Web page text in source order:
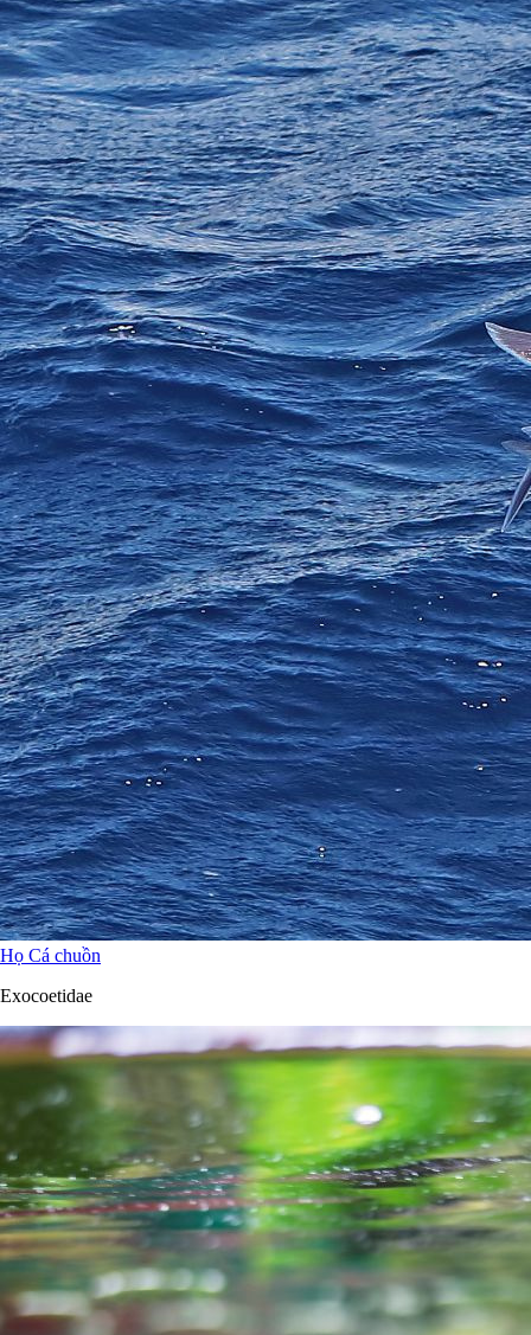
Họ Cá chuồn
Exocoetidae